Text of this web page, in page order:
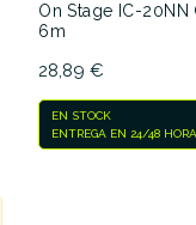
On Stage IC-
6m
28,89 €
EN STOCK
ENTREGA EN 24/48